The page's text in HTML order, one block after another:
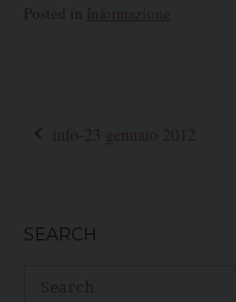
Posted in Informazione
Post
info-23 gennaio 2012
SEARCH